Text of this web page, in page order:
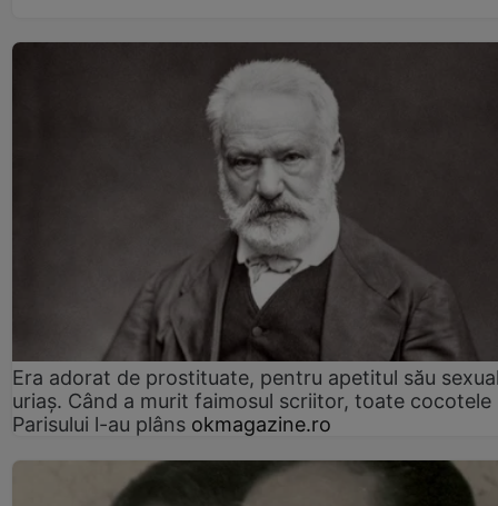
Era adorat de prostituate, pentru apetitul său
uriaș. Când a murit faimosul scriitor, toate cocotele
Parisului l-au plâns okmagazine.ro